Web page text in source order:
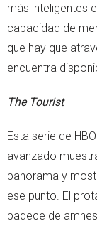
más inteligentes
capacidad de
que hay que
encuentra
The Tourist
Esta serie de
avanzado
panorama y
ese punto. El
padece de